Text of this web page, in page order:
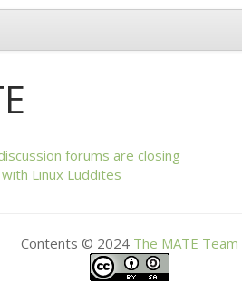
forums are closing
Linux Luddites
Contents © 2024 The MATE Team